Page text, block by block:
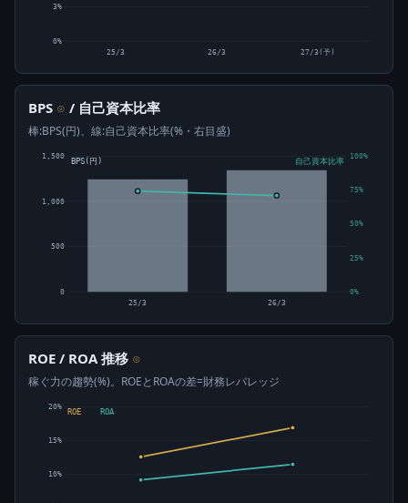
0%
3%
25/3 26/3 27/3(予)
BPS ⊙ / 自己資本比率
棒:BPS(円)、線:自己資本比率(%・右目盛)
0
500
1,000
1,500
0%
25%
50%
75%
100%
25/3 26/3
BPS(円) 自己資本比率
ROE / ROA 推移 ⊙
稼ぐ力の趨勢(%)。ROEとROAの差=財務レバレッジ
10%
15%
20%
ROE ROA